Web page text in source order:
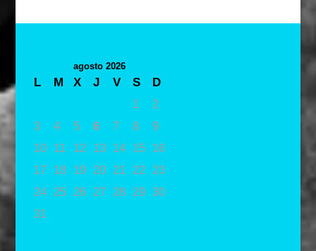
agosto 2026
L M X J V S
D
1
2
3
4 5 6 7 8
9
10
11 12 13 14 15
16
17
18 19 20 21 22
23
24
25 26 27 28 29 30
31